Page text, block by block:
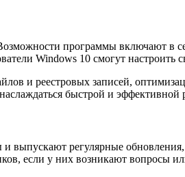
программы включают в
Windows 10 смогут
и реестровых записей,
быстрой и эффективной
выпускают регулярные
если у них возникают вопросы